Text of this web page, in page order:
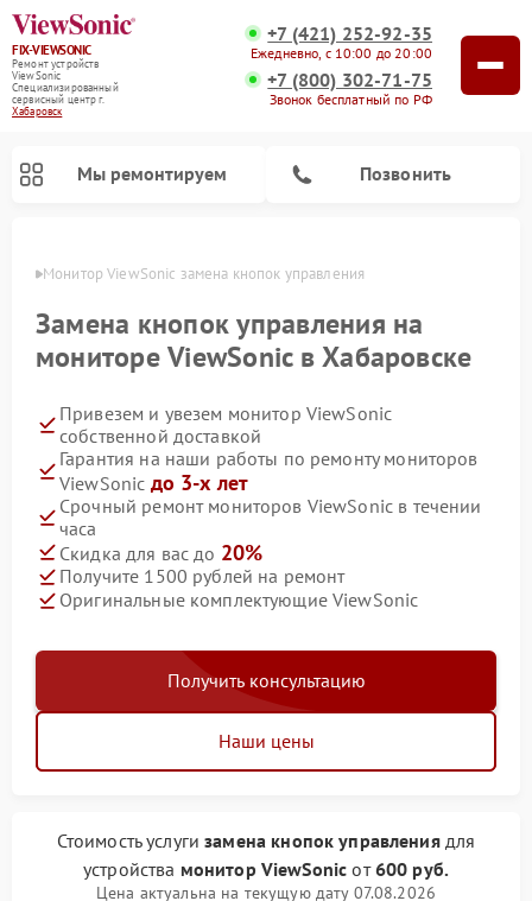
FIX-VIEWSONIC
Ремонт устройств
ViewSonic
Специализированный
cервисный центр г.
Хабаровск
+7 (421) 252-92-35
Ежедневно, с 10:00 до 20:00
+7 (800) 302-71-75
Звонок бесплатный по РФ
Мы ремонтируем Позвонить
Монитор ViewSonic замена кнопок управления
Замена кнопок управления на
мониторе ViewSonic в Хабаровске
Привезем и увезем монитор ViewSonic
собственной доставкой
Гарантия на наши работы по ремонту мониторов
ViewSonic до 3-х лет
Срочный ремонт мониторов ViewSonic в течении
часа
Скидка для вас до 20%
Получите 1500 рублей на ремонт
Оригинальные комплектующие ViewSonic
Получить консультацию
Наши цены
Стоимость услугизамена кнопок управлениядля
устройства монитор ViewSonic от600 руб.
Цена актуальна на текущую дату 07.08.2026